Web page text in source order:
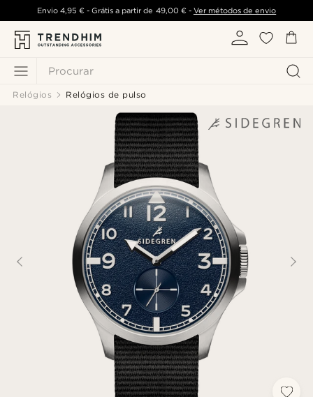
Procurar
Envio 4,95 €- Grátis a partir de 49,00 €- Ver métodos de envio
Relógios Relógios de pulso